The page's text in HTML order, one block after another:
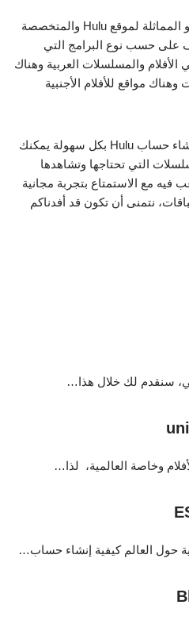
هناك العديد من المواقع البديلة أو المماثلة لموقع Hulu والمتخصصة
على حسب نوع البرامج التي
والمسلسلات العربية وهناك
وهناك مواقع للأفلام الأجنبية
اتبع تلك الخطوات لتتمكن من إنشاء حساب Hulu بكل سهولة يمكنك
التي تحتاجها وتشاهدها
مع الاستمتاع بتجربة مجانية
نتمنى أن تكون قد أفدناكم
سنقدم لك خلال هذا…
وخاصة العالمية، لذا…
حول العالم كيفية إنشاء حساب…